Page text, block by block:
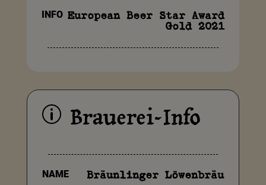
INFO European Beer Star Award
Gold 2021
p Brauerei-Info
NAME Bräunlinger Löwenbräu